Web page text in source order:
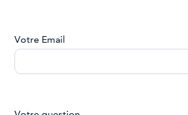
Votre Email